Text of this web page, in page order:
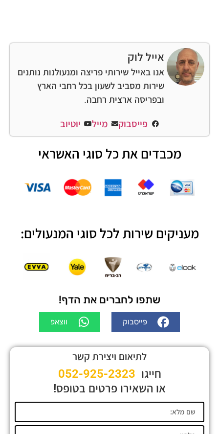
אייל לוק
אנו באייל שירותי פריצה ומנעולנות נותנים
שירות מסביב לשעון בכל רחבי הארץ
ובפריסה ארצית רחבה.
פייסבוק מייל יוטיוב
מכבדים את כל סוגי האשראי
מעניקים שירות לכל סוגי המנעולים:
שתפו לחברים את הדף!
פייסבוק ווצאפ
לתיאום ויצירת קשר
חייגו 052-925-2323
או השאירו פרטים בטופס!